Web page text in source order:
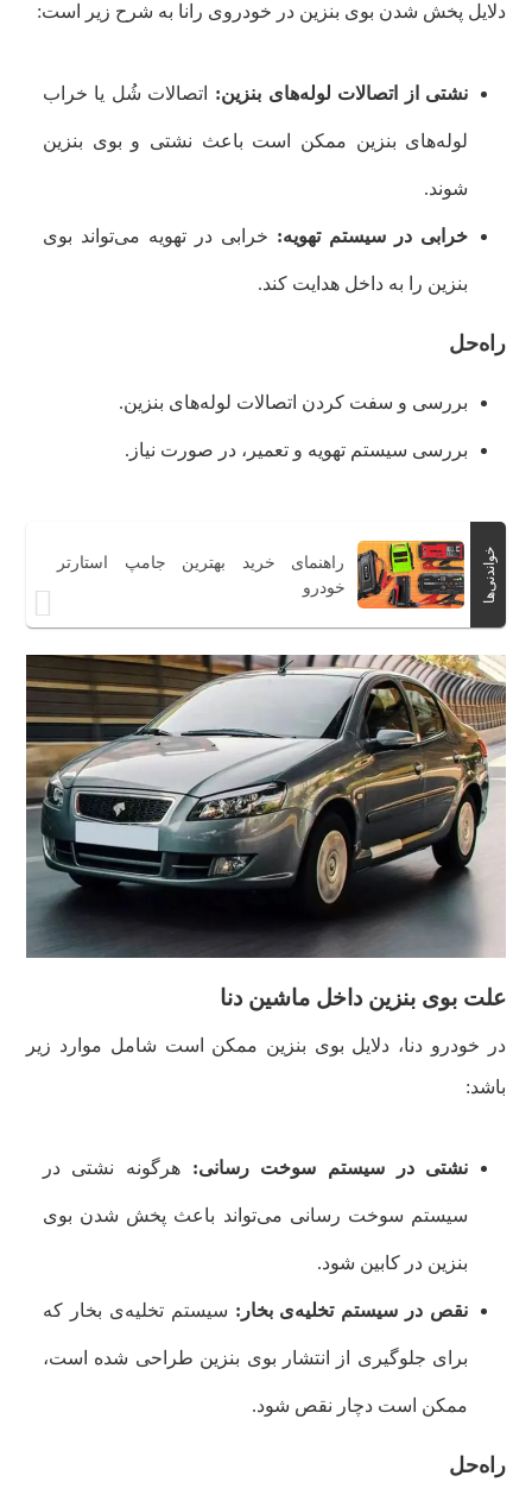
دلایل پخش شدن بوی بنزین در خودروی رانا به شرح زیر است:
نشتی از اتصالات لوله‌های بنزین: اتصالات شُل یا خراب
لوله‌های بنزین ممکن است باعث نشتی و بوی بنزین
شوند.
خرابی در سیستم تهویه: خرابی در تهویه می‌تواند بوی
بنزین را به داخل هدایت کند.
راه‌حل
بررسی و سفت کردن اتصالات لوله‌های بنزین.
بررسی سیستم تهویه و تعمیر، در صورت نیاز.
خواندنی‌ها
راهنمای خرید بهترین جامپ استارتر
خودرو
علت بوی بنزین داخل ماشین دنا
در خودرو دنا، دلایل بوی بنزین ممکن است شامل موارد زیر
باشد:
نشتی در سیستم سوخت‌ رسانی: هرگونه نشتی در
سیستم سوخت‌ رسانی می‌تواند باعث پخش شدن بوی
بنزین در کابین شود.
نقص در سیستم تخلیه‌ی بخار: سیستم تخلیه‌ی بخار که
برای جلوگیری از انتشار بوی بنزین طراحی شده است،
ممکن است دچار نقص شود.
راه‌حل